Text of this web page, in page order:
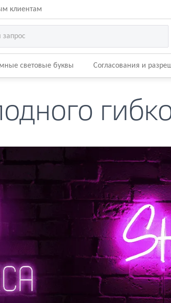
клиентам
световые буквы Согласования и